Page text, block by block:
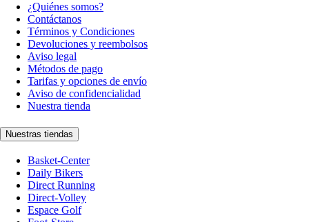
¿Quiénes somos?
Contáctanos
Términos y Condiciones
Devoluciones y reembolsos
Aviso legal
Métodos de pago
Tarifas y opciones de envío
Aviso de confidencialidad
Nuestra tienda
Nuestras tiendas
Basket-Center
Daily Bikers
Direct Running
Direct-Volley
Espace Golf